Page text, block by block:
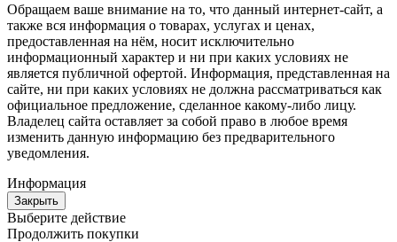
Обращаем ваше внимание на то, что данный интернет-сайт, а
также вся информация о товарах, услугах и ценах,
предоставленная на нём, носит исключительно
информационный характер и ни при каких условиях не
является публичной офертой. Информация, представленная на
сайте, ни при каких условиях не должна рассматриваться как
официальное предложение, сделанное какому-либо лицу.
Владелец сайта оставляет за собой право в любое время
изменить данную информацию без предварительного
уведомления.
Информация
Закрыть
Выберите действие
Продолжить покупки